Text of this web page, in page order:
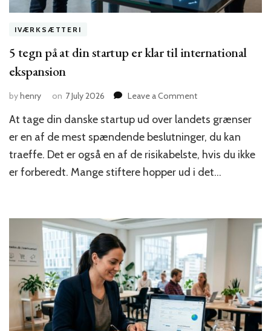
IVÆRKSÆTTERI
5 tegn på at din startup er klar til international
ekspansion
byhenry on 7 July 2026 Leave a Commenton
tegn
på
din
startup
international
ekspansion
At tage din danske startup ud over landets grænser
er en af de mest spændende beslutninger, du kan
traeffe. Det er også en af de risikabelste, hvis du ikke
er forberedt. Mange stiftere hopper ud i det…